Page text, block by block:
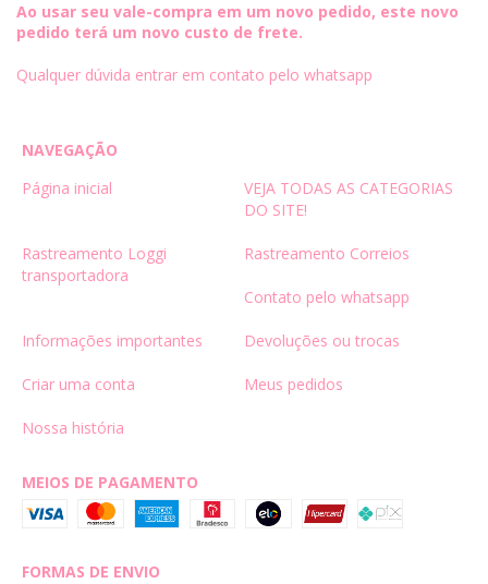
Ao usar seu vale-compra em um novo pedido, este novo
pedido terá um novo custo de frete.
Qualquer dúvida entrar em contato pelo whatsapp
NAVEGAÇÃO
Página inicial
VEJA TODAS AS CATEGORIAS
DO SITE!
Rastreamento Loggi
transportadora
Rastreamento Correios
Contato pelo whatsapp
Informações importantes Devoluções ou trocas
Criar uma conta Meus pedidos
Nossa história
MEIOS DE PAGAMENTO
FORMAS DE ENVIO